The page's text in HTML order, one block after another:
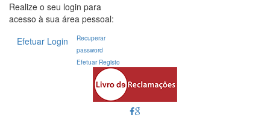
Realize o seu login para
acesso à sua área pessoal:
Efetuar Login
Recuperar
password
Efetuar Registo